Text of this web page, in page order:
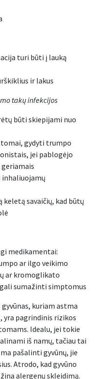
turi būti į lauką
ir lakus
takų infekcijos
būti skiepijami nuo
gydyti trumpo
jei pablogėjo
savaičių, kad būtų
medikamentai:
ar ilgo veikimo
ar kromoglikato
sumažinti simptomus
kuriam astma
yra pagrindinis rizikos
Idealu, jei tokie
iš namų, tačiau tai
pašalinti gyvūnų, jie
Atrodo, kad gyvūno
alergenų skleidimą.